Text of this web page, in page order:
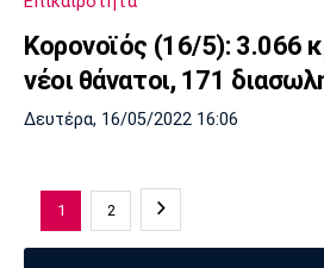
Κορονοϊός (16/5): 3.066
νέοι θάνατοι, 171
Δευτέρα, 16/05/2022 16:06
1 2